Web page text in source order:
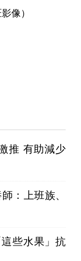
像）
推 有助減少
：上班族、
些水果」抗